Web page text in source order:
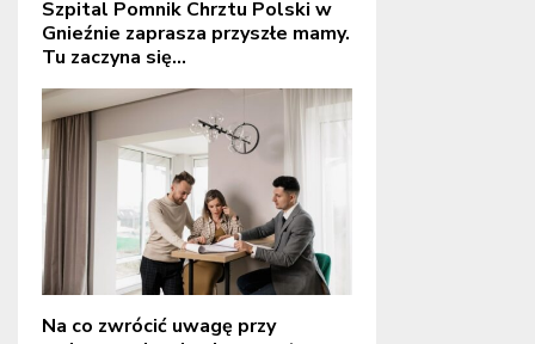
Szpital Pomnik Chrztu Polski w
Gnieźnie zaprasza przyszłe mamy.
Tu zaczyna się...
Na co zwrócić uwagę przy